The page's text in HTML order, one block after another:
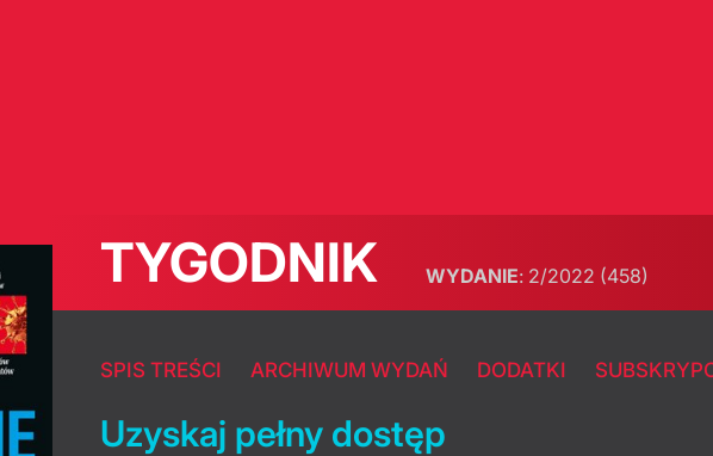
TYGODNIK WYDANIE: 2/2022 (458)
SPIS TREŚCI ARCHIWUM WYDAŃ DODATKI
Uzyskaj pełny dostęp